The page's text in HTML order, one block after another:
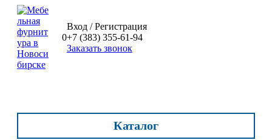
0
Вход / Регистрация
+7 (383) 355-61-94
Заказать звонок
Каталог